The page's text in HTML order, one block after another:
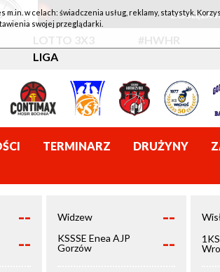
1KS ŚLĘZA
LOTTO 3X3
LIGA
#HWHR
TERMINARZ DRUŻYNY
--
--
Widzew --
KSSSE Enea AJP
Gorzów
--
m.in. w celach: świadczenia usług, reklamy, statystyk.
swojej przeglądarki.